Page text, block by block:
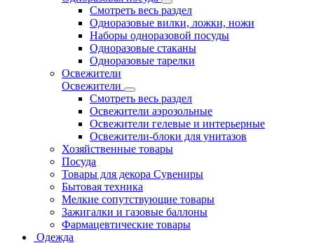
Смотреть весь раздел
Одноразовые вилки, ложки, ножи
Наборы одноразовой посуды
Одноразовые стаканы
Одноразовые тарелки
Освежители
Освежители
Смотреть весь раздел
Освежители аэрозольные
Освежители гелевые и интерьерные
Освежители-блоки для унитазов
Хозяйственные товары
Посуда
Товары для декора Сувениры
Бытовая техника
Мелкие сопутствующие товары
Зажигалки и газовые баллоны
Фармацевтические товары
Одежда